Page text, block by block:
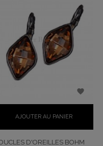
AJOUTER AU PANIER

D'OREILLES BOHM